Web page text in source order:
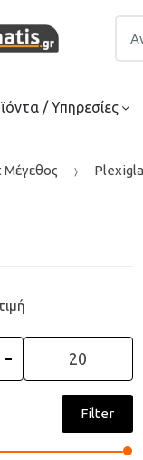
for:
/ Υπηρεσίες
Μέγεθος
Filter